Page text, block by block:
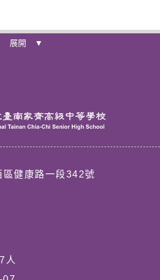
展開 ▼
健康路一段342號
人